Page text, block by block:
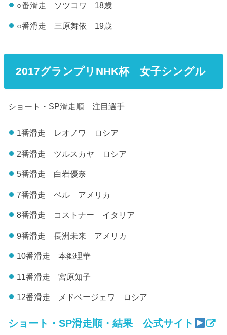
○番滑走 ソツコワ 18歳
○番滑走 三原舞依 19歳
2017グランプリNHK杯 女子シングル
ショート・SP滑走順 注目選手
1番滑走 レオノワ ロシア
2番滑走 ツルスカヤ ロシア
5番滑走 白岩優奈
7番滑走 ベル アメリカ
8番滑走 コストナー イタリア
9番滑走 長洲未来 アメリカ
10番滑走 本郷理華
11番滑走 宮原知子
12番滑走 メドベージェワ ロシア
ショート・SP滑走順・結果 公式サイト